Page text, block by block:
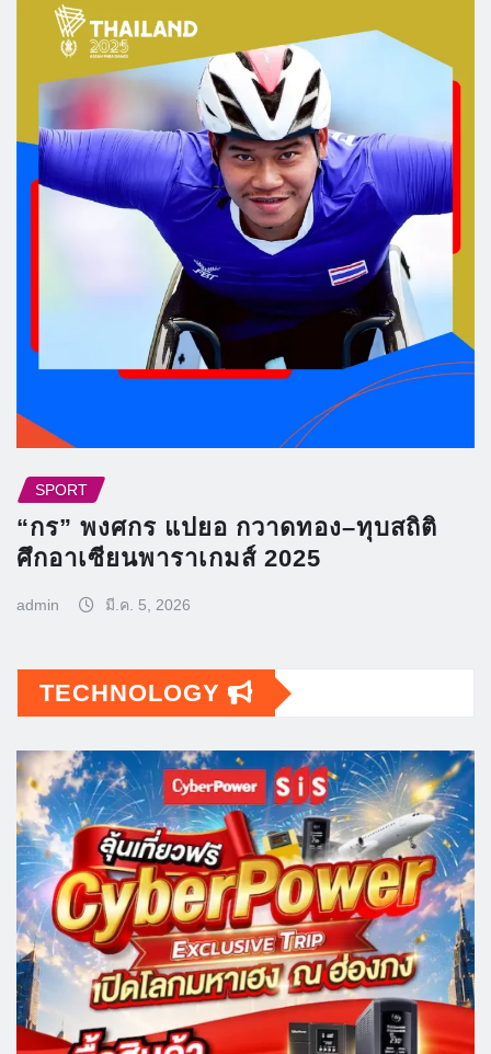
SPORT
“กร” พงศกร แปยอ กวาดทอง–ทุบสถิติ
ศึกอาเซียนพาราเกมส์ 2025
admin มี.ค. 5, 2026
TECHNOLOGY